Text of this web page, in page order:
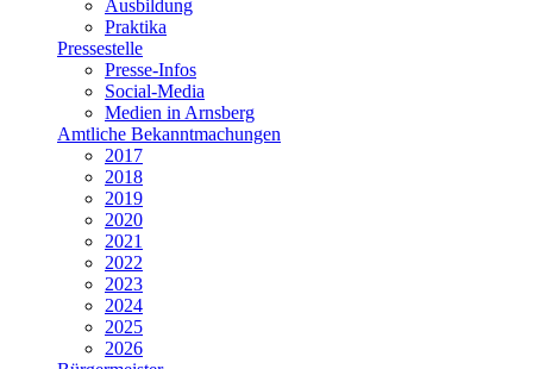
Ausbildung
Praktika
Pressestelle
Presse-Infos
Social-Media
Medien in Arnsberg
Amtliche Bekanntmachungen
2017
2018
2019
2020
2021
2022
2023
2024
2025
2026